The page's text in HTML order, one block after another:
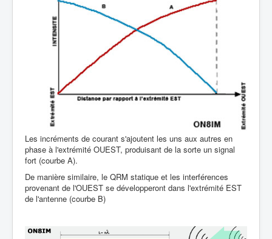
Les incréments de courant s'ajoutent les uns aux autres en
phase à l'extrémité OUEST, produisant de la sorte un signal
fort (courbe A).
De manière similaire, le QRM statique et les interférences
provenant de l'OUEST se développeront dans l'extrémité EST
de l'antenne (courbe B)